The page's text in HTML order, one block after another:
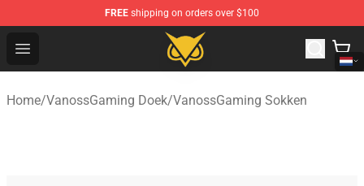
FREE shipping on orders over $100
Open menu
Vanossgaming Store - Official Vanossgaming
Home/VanossGaming Doek/VanossGaming Sokken